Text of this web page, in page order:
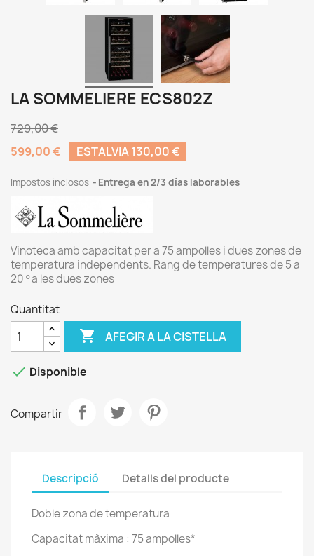
LA SOMMELIERE ECS802Z
729,00 €
599,00 €
ESTALVIA 130,00 €
Impostos inclosos Entrega en 2/3 días laborables
Vinoteca amb capacitat per a 75 ampolles i dues zones de
temperatura independents. Rang de temperatures de 5 a
20 º a les dues zones
Quantitat
 AFEGIR A LA CISTELLA
 Disponible
Compartir
Descripció Detalls del producte
Doble zona de temperatura
Capacitat màxima : 75 ampolles*